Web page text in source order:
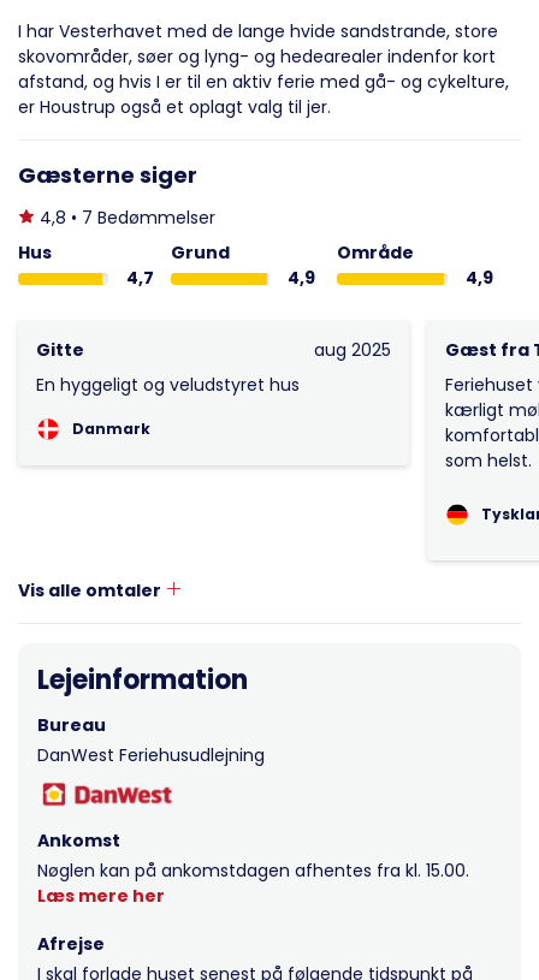
I har Vesterhavet med de lange hvide sandstrande, store
skovområder, søer og lyng- og hedearealer indenfor kort
afstand, og hvis I er til en aktiv ferie med gå- og cykelture,
er Houstrup også et oplagt valg til jer.
Gæsterne siger
4,8 • 7 Bedømmelser
Hus
4,7
Grund
4,9
Område
4,9
Gitte
aug 2025
En hyggeligt og veludstyret hus
Danmark
Gæst fra
kærligt
som helst.
Vis alle omtaler
Lejeinformation
Bureau
DanWest Feriehusudlejning
Ankomst
Nøglen kan på ankomstdagen afhentes fra kl. 15.00.
Læs mere her
Afrejse
I skal forlade huset senest på følgende tidspunkt på